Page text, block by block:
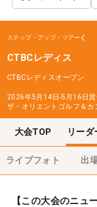
ステップ・アップ・ツアー
CTBCレディス
CTBCレディスオープン
2026年5月14日-5月16日
ザ・オリエントゴルフ＆カ
大会TOP リーダ
ライブフォト 出
【この大会のニュ